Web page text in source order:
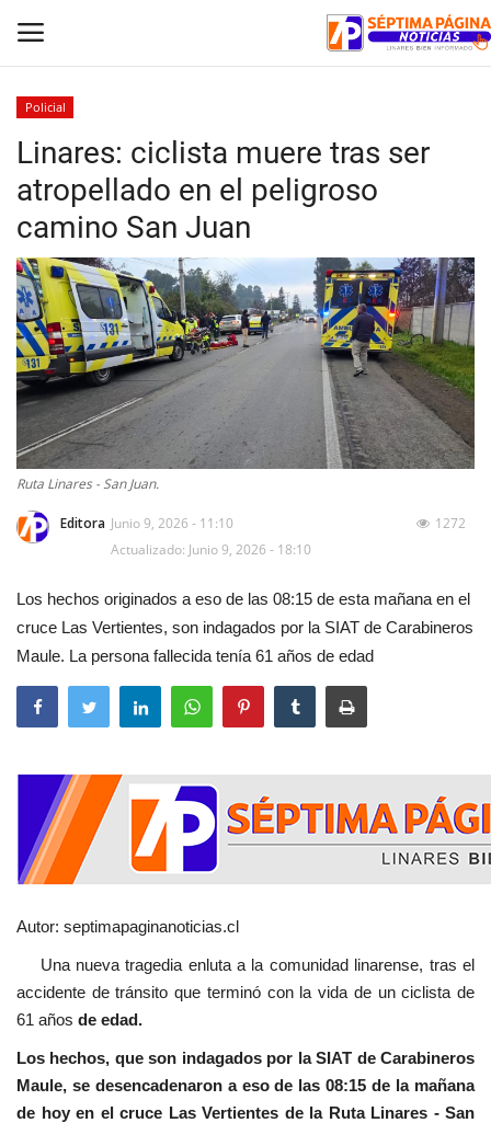
Inicio
Crónica
Policial
Tribunales
Deporte
Política
Espectáculos
Policial
Linares: ciclista muere tras ser
atropellado en el peligroso
camino San Juan
Ruta Linares - San Juan.
Editora Junio 9, 2026 - 11:10
Actualizado: Junio 9, 2026 - 18:10
1272
Los hechos originados a eso de las 08:15 de esta mañana en el
cruce Las Vertientes, son indagados por la SIAT de Carabineros
Maule. La persona fallecida tenía 61 años de edad
Autor: septimapaginanoticias.cl
Una nueva tragedia enluta a la comunidad linarense, tras el
accidente de tránsito que terminó con la vida de un ciclista de
61 años de edad.
Los hechos, que son indagados por la SIAT de Carabineros
Maule, se desencadenaron a eso de las 08:15 de la mañana
de hoy en el cruce Las Vertientes de la Ruta Linares - San